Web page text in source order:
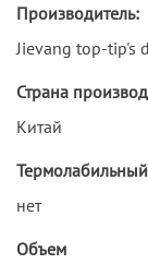
Производитель:
Jievang top-tip's
Страна
Китай
нет
Объем